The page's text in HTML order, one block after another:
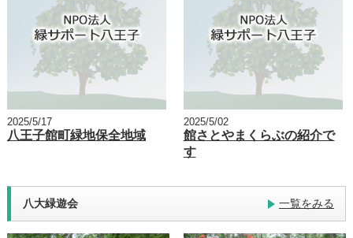
2025/5/17
八王子館町緑地保全地域
2025/5/02
館さとやまくらぶの紹介で
す
八大緑遊会 一覧をみる